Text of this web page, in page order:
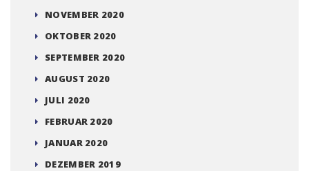
NOVEMBER 2020
OKTOBER 2020
SEPTEMBER 2020
AUGUST 2020
JULI 2020
FEBRUAR 2020
JANUAR 2020
DEZEMBER 2019